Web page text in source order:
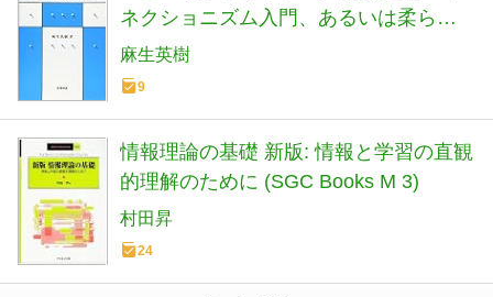
ネクショニズム入門、あるいは柔らか
な記号に向けて
麻生英樹
9
情報理論の基礎 新版: 情報と学習の直観
的理解のために (SGC Books M 3)
村田昇
24